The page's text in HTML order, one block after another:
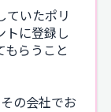
ていたポリ
トに登録し
らうこと
の会社でお